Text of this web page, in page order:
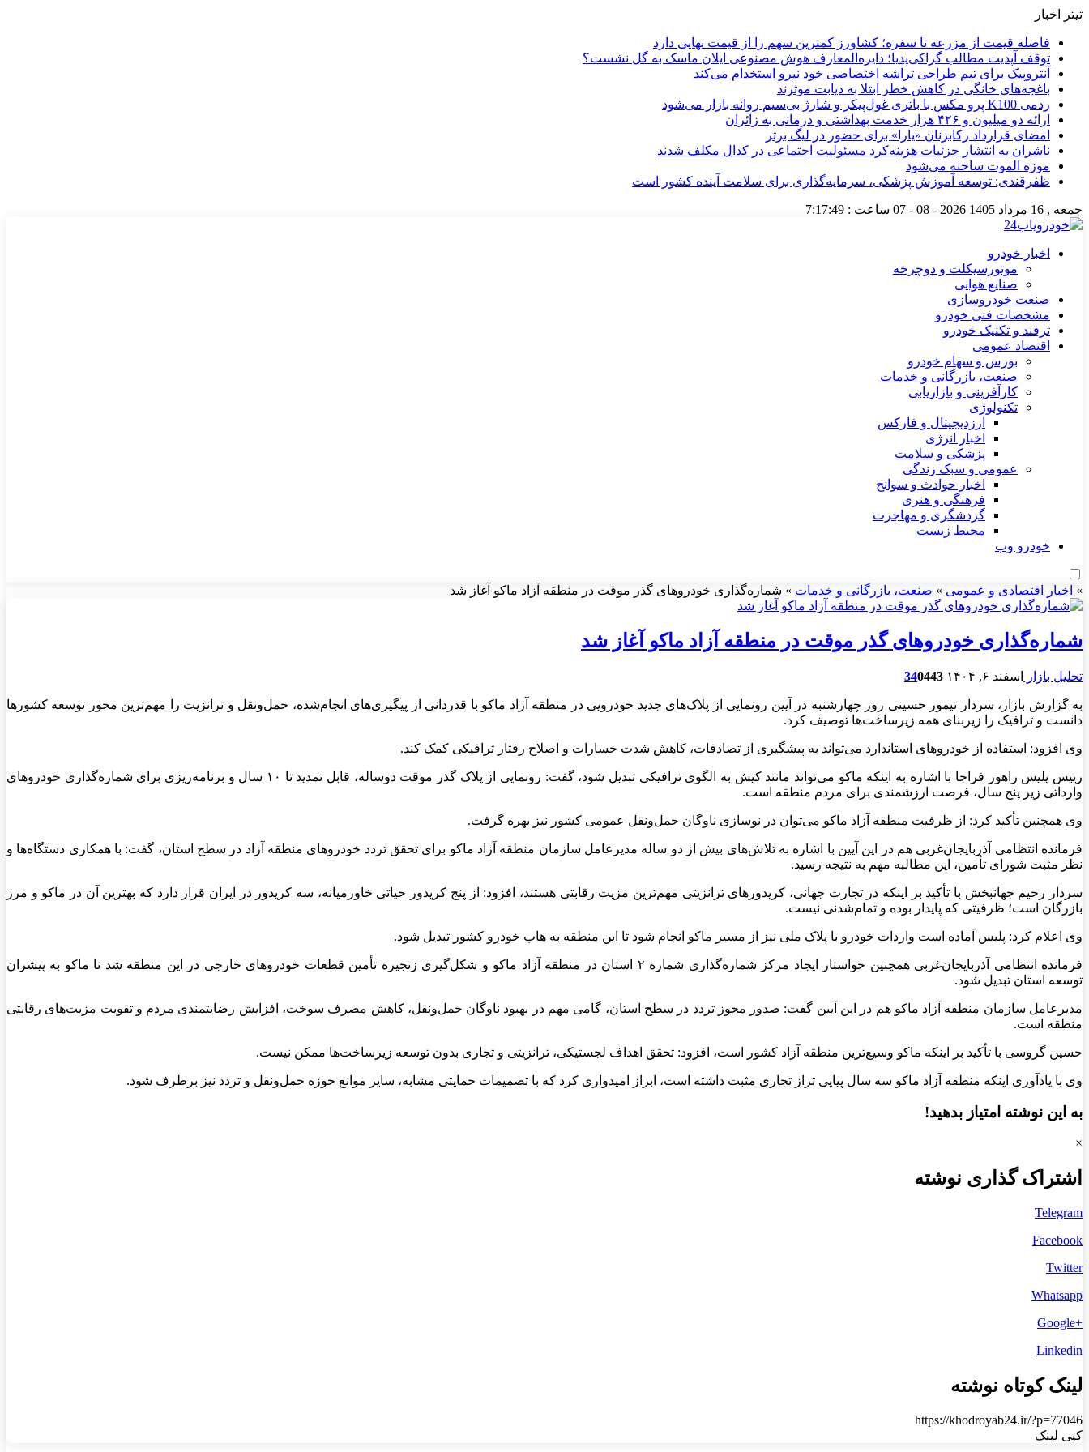
تیتر اخبار
فاصله قیمت از مزرعه تا سفره؛ کشاورز کمترین سهم را از قیمت نهایی دارد
توقف آپدیت مطالب گراکی‌پدیا؛ دایره‌المعارف هوش مصنوعی ایلان ماسک به گل نشست؟
آنتروپیک برای تیم طراحی تراشه اختصاصی خود نیرو استخدام می‌کند
باغچه‌های خانگی در کاهش خطر ابتلا به دیابت موثرند
ردمی K100 پرو مکس با باتری غول‌پیکر و شارژ بی‌سیم روانه بازار می‌شود
ارائه دو میلیون و ۴۲۶ هزار خدمت بهداشتی و درمانی به زائران
امضای قرارداد رکابزنان «یارا» برای حضور در لیگ برتر
ناشران به انتشار جزئیات هزینه‌کرد مسئولیت اجتماعی در کدال مکلف شدند
موزه الموت ساخته می‌شود
ظفرقندی: توسعه آموزش پزشکی، سرمایه‌گذاری برای سلامت آینده کشور است
جمعه , 16 مرداد 1405 2026 - 08 - 07 ساعت : 7:17:50
اخبار خودرو
موتورسیکلت و دوچرخه
صنایع هوایی
صنعت خودروسازی
مشخصات فنی خودرو
ترفند و تکنیک خودرو
اقتصاد عمومی
بورس و سهام خودرو
صنعت، بازرگانی و خدمات
کارآفرینی و بازاریابی
تکنولوژی
ارزدیجیتال و فارکس
اخبار انرژی
پزشکی و سلامت
عمومی و سبک زندگی
اخبار حوادث و سوانح
فرهنگی و هنری
گردشگری و مهاجرت
محیط زیست
خودرو وب
» اخبار اقتصادی و عمومی » صنعت، بازرگانی و خدمات » شماره‌گذاری خودروهای گذر موقت در منطقه آزاد ماکو آغاز شد
شماره‌گذاری خودروهای گذر موقت در منطقه آزاد ماکو آغاز شد
تحلیل بازار اسفند ۶, ۱۴۰۴ 340443
به گزارش بازار، سردار تیمور حسینی روز چهارشنبه در آیین رونمایی از پلاک‌های جدید خودرویی در منطقه آزاد ماکو با قدردانی از پیگیری‌های انجام‌شده، حمل‌ونقل و ترانزیت را مهم‌ترین محور توسعه کشورها
دانست و ترافیک را زیربنای همه زیرساخت‌ها توصیف کرد.
وی افزود: استفاده از خودروهای استاندارد می‌تواند به پیشگیری از تصادفات، کاهش شدت خسارات و اصلاح رفتار ترافیکی کمک کند.
رییس پلیس راهور فراجا با اشاره به اینکه ماکو می‌تواند مانند کیش به الگوی ترافیکی تبدیل شود، گفت: رونمایی از پلاک گذر موقت دوساله، قابل تمدید تا ۱۰ سال و برنامه‌ریزی برای شماره‌گذاری خودروهای
وارداتی زیر پنج سال، فرصت ارزشمندی برای مردم منطقه است.
وی همچنین تأکید کرد: از ظرفیت منطقه آزاد ماکو می‌توان در نوسازی ناوگان حمل‌ونقل عمومی کشور نیز بهره گرفت.
فرمانده انتظامی آذربایجان‌غربی هم در این آیین با اشاره به تلاش‌های بیش از دو ساله مدیرعامل سازمان منطقه آزاد ماکو برای تحقق تردد خودروهای منطقه آزاد در سطح استان، گفت: با همکاری دستگاه‌ها و
نظر مثبت شورای تأمین، این مطالبه مهم به نتیجه رسید.
سردار رحیم جهانبخش با تأکید بر اینکه در تجارت جهانی، کریدورهای ترانزیتی مهم‌ترین مزیت رقابتی هستند، افزود: از پنج کریدور حیاتی خاورمیانه، سه کریدور در ایران قرار دارد که بهترین آن در ماکو و مرز
بازرگان است؛ ظرفیتی که پایدار بوده و تمام‌شدنی نیست.
وی اعلام کرد: پلیس آماده است واردات خودرو با پلاک ملی نیز از مسیر ماکو انجام شود تا این منطقه به هاب خودرو کشور تبدیل شود.
فرمانده انتظامی آذربایجان‌غربی همچنین خواستار ایجاد مرکز شماره‌گذاری شماره ۲ استان در منطقه آزاد ماکو و شکل‌گیری زنجیره تأمین قطعات خودروهای خارجی در این منطقه شد تا ماکو به پیشران
توسعه استان تبدیل شود.
مدیرعامل سازمان منطقه آزاد ماکو هم در این آیین گفت: صدور مجوز تردد در سطح استان، گامی مهم در بهبود ناوگان حمل‌ونقل، کاهش مصرف سوخت، افزایش رضایتمندی مردم و تقویت مزیت‌های رقابتی
منطقه است.
حسین گروسی با تأکید بر اینکه ماکو وسیع‌ترین منطقه آزاد کشور است، افزود: تحقق اهداف لجستیکی، ترانزیتی و تجاری بدون توسعه زیرساخت‌ها ممکن نیست.
وی با یادآوری اینکه منطقه آزاد ماکو سه سال پیاپی تراز تجاری مثبت داشته است، ابراز امیدواری کرد که با تصمیمات حمایتی مشابه، سایر موانع حوزه حمل‌ونقل و تردد نیز برطرف شود.
به این نوشته امتیاز بدهید!
×
اشتراک گذاری نوشته
Telegram
Facebook
Twitter
Whatsapp
+Google
Linkedin
لینک کوتاه نوشته
https://khodroyab24.ir/?p=77046
کپی لینک